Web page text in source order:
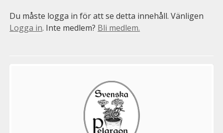
Du måste logga in för att se detta innehåll. Vänligen
Logga in. Inte medlem? Bli medlem.
Pelargonsällskapets